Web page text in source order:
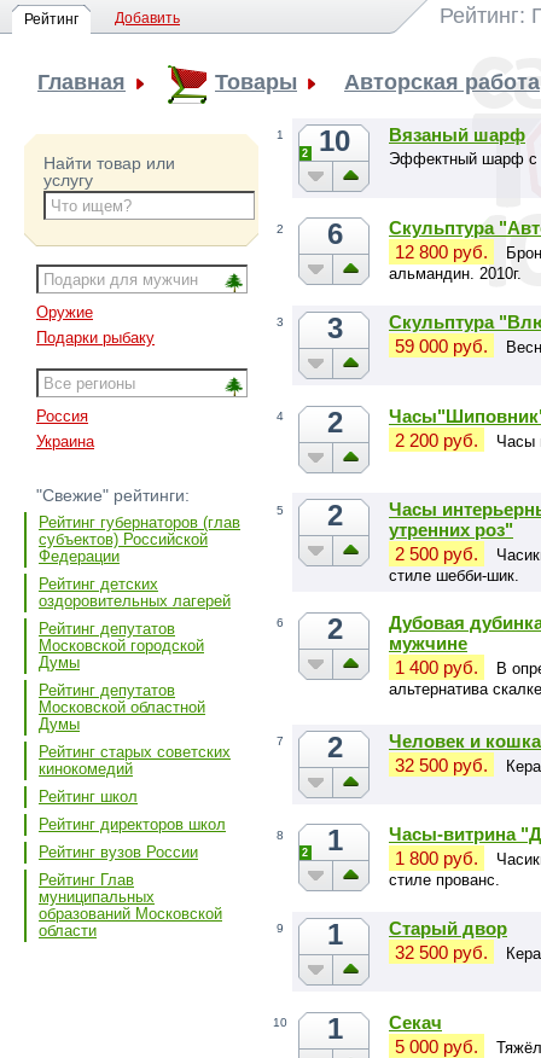
Рейтинг Добавить Рейтинг:
Главная Товары Авторская работа
Найти товар или
услугу
Оружие
Подарки рыбаку
Россия
Украина
"Свежие" рейтинги:
Рейтинг губернаторов (глав
субъектов) Российской
Федерации
Рейтинг детских
оздоровительных лагерей
Рейтинг депутатов
Московской городской
Думы
Рейтинг депутатов
Московской областной
Думы
Рейтинг старых советских
кинокомедий
Рейтинг школ
Рейтинг директоров школ
Рейтинг вузов России
Рейтинг Глав
муниципальных
образований Московской
области
1 10
2
Вязаный шарф
Эффектный шарф с
2 6
Скульптура
12 800 руб.
альмандин. 2010г.
3 3
Скульптура
59 000 руб.
4 2
2 200 руб.
Часы
5 2
Часы
утренних роз"
2 500 руб.
стиле шебби-шик.
6 2
Дубовая
мужчине
1 400 руб.
В
альтернатива
7 2
Человек и кошка
32 500 руб.
8 1
2
Часы-витрина
1 800 руб.
стиле прованс.
9 1
Старый двор
32 500 руб.
10 1
Секач
5 000 руб.